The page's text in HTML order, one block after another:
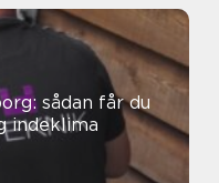
sådan får du
indeklima